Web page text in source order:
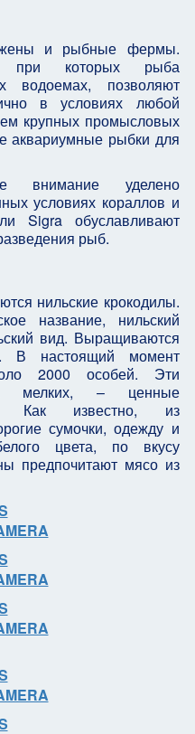
и рыбные фермы.
при которых рыба
водоемах, позволяют
в условиях любой
крупных промысловых
аквариумные рыбки для
внимание уделено
условиях кораллов и
Sigra обуславливают
рыб.
нильские крокодилы.
название, нильский
вид. Выращиваются
В настоящий момент
2000 особей. Эти
мелких, – ценные
Как известно, из
сумочки, одежду и
цвета, по вкусу
предпочитают мясо из